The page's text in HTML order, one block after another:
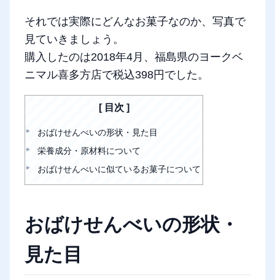
それでは実際にどんなお菓子なのか、写真で
見ていきましょう。
購入したのは2018年4月、福島県のヨークベ
ニマル喜多方店で税込398円でした。
目次
おばけせんべいの形状・見た目
栄養成分・原材料について
おばけせんべいに似ているお菓子について
おばけせんべいの形状・
見た目